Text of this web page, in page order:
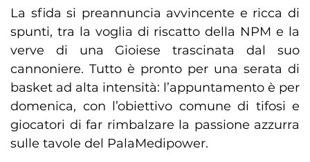
La sfida si preannuncia avvincente e ricca di
spunti, tra la voglia di riscatto della NPM e la
verve di una Gioiese trascinata dal suo
cannoniere. Tutto è pronto per una serata di
basket ad alta intensità: l’appuntamento è per
domenica, con l’obiettivo comune di tifosi e
giocatori di far rimbalzare la passione azzurra
sulle tavole del PalaMedipower.